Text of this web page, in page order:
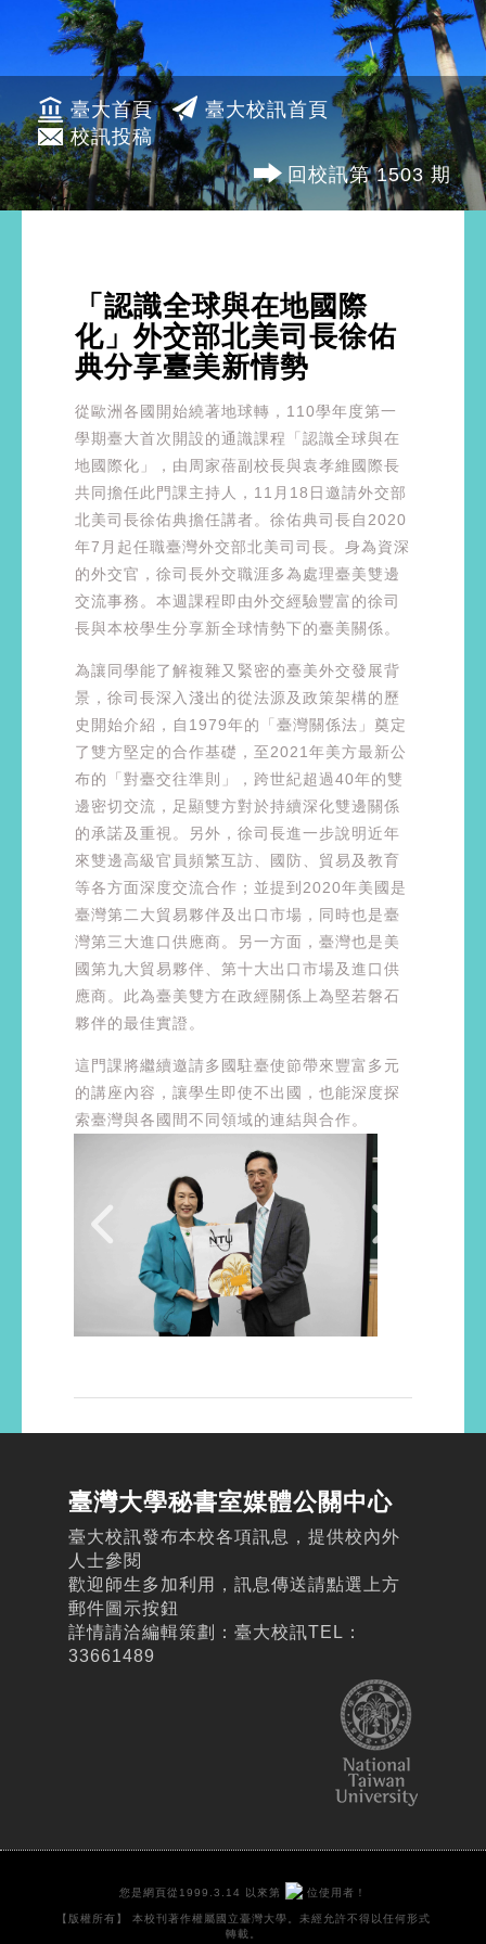
臺大首頁
臺大校訊首頁
校訊投稿
回校訊第 1503 期
「認識全球與在地國際
化」外交部北美司長徐佑
典分享臺美新情勢
從歐洲各國開始繞著地球轉，110學年度第一
學期臺大首次開設的通識課程「認識全球與在
地國際化」，由周家蓓副校長與袁孝維國際長
共同擔任此門課主持人，11月18日邀請外交部
北美司長徐佑典擔任講者。徐佑典司長自2020
年7月起任職臺灣外交部北美司司長。身為資深
的外交官，徐司長外交職涯多為處理臺美雙邊
交流事務。本週課程即由外交經驗豐富的徐司
長與本校學生分享新全球情勢下的臺美關係。
為讓同學能了解複雜又緊密的臺美外交發展背
景，徐司長深入淺出的從法源及政策架構的歷
史開始介紹，自1979年的「臺灣關係法」奠定
了雙方堅定的合作基礎，至2021年美方最新公
布的「對臺交往準則」，跨世紀超過40年的雙
邊密切交流，足顯雙方對於持續深化雙邊關係
的承諾及重視。另外，徐司長進一步說明近年
來雙邊高級官員頻繁互訪、國防、貿易及教育
等各方面深度交流合作；並提到2020年美國是
臺灣第二大貿易夥伴及出口市場，同時也是臺
灣第三大進口供應商。另一方面，臺灣也是美
國第九大貿易夥伴、第十大出口市場及進口供
應商。此為臺美雙方在政經關係上為堅若磐石
夥伴的最佳實證。
這門課將繼續邀請多國駐臺使節帶來豐富多元
的講座內容，讓學生即使不出國，也能深度探
索臺灣與各國間不同領域的連結與合作。
臺灣大學秘書室媒體公關中心
臺大校訊發布本校各項訊息，提供校內外
人士參閱
歡迎師生多加利用，訊息傳送請點選上方
郵件圖示按鈕
詳情請洽編輯策劃：臺大校訊TEL：
33661489
您是網頁從1999.3.14 以來第 位使用者！
【版權所有】 本校刊著作權屬國立臺灣大學。未經允許不得以任何形式
轉載。